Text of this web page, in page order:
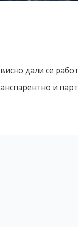
дали се
и